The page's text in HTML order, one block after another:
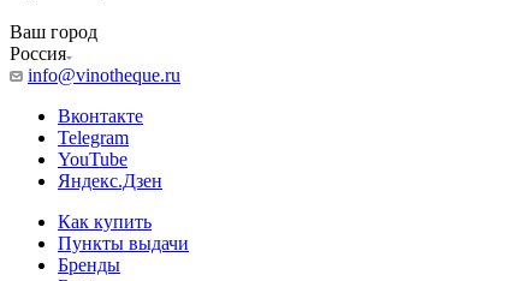
Ваш город
Россия
info@vinotheque.ru
Вконтакте
Telegram
YouTube
Яндекс.Дзен
Как купить
Пункты выдачи
Бренды